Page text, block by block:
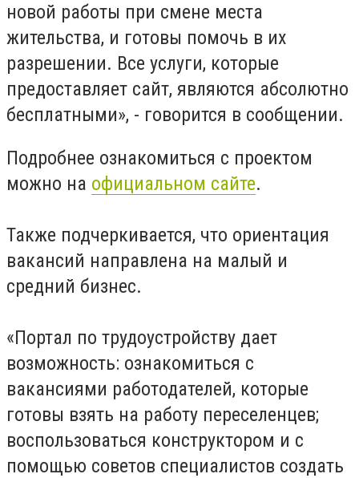
новой работы при смене места
жительства, и готовы помочь в их
разрешении. Все услуги, которые
предоставляет сайт, являются абсолютно
бесплатными», - говорится в сообщении.
Подробнее ознакомиться с проектом
можно на официальном сайте.
Также подчеркивается, что ориентация
вакансий направлена на малый и
средний бизнес.
«Портал по трудоустройству дает
возможность: ознакомиться с
вакансиями работодателей, которые
готовы взять на работу переселенцев;
воспользоваться конструктором и с
помощью советов специалистов создать